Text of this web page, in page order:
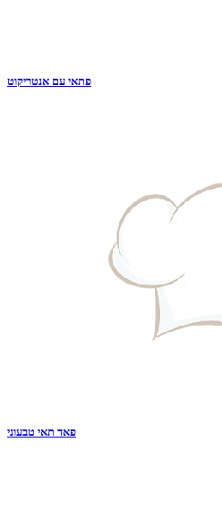
פתאי עם אנטריקוט
פאד תאי טבעוני